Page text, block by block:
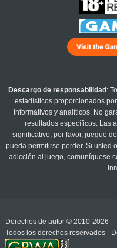
Descargo de responsabilidad :
estadísticos proporcionados por
informativos y analíticos. No
resultados específicos. Las
significativo; por favor, juegue
pueda permitirse perder. Si usted
adicción al juego, comuníquese
Derechos de autor © 2010-2026
Todos los derechos reservados -